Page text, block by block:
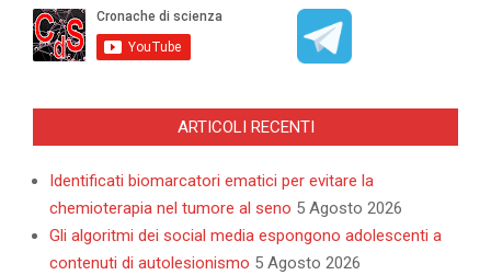
ARTICOLI RECENTI
Identificati biomarcatori ematici per evitare la
chemioterapia nel tumore al seno 5 Agosto 2026
Gli algoritmi dei social media espongono adolescenti a
contenuti di autolesionismo 5 Agosto 2026